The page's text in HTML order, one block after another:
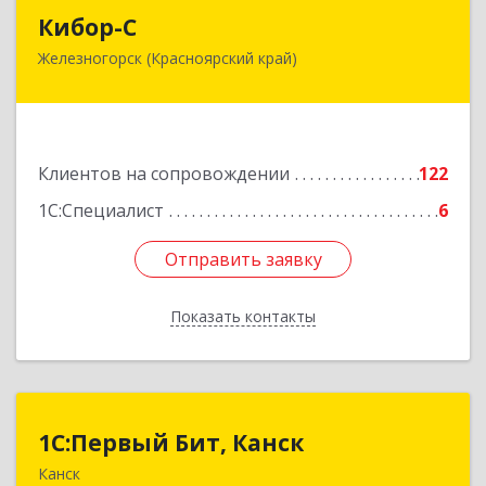
Кибор-С
Железногорск (Красноярский край)
Клиентов на сопровождении
122
1С:Специалист
6
Отправить заявку
Показать контакты
662973, Красноярский край, Железногорск г,
Отправить заявку
Назад
1С:Первый Бит, Канск
Канск